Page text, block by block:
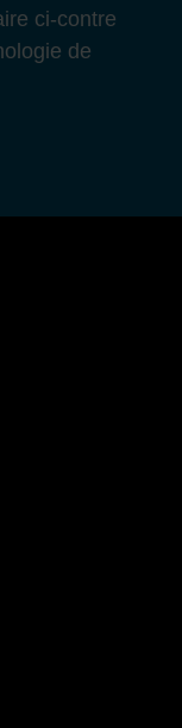
ci-contre
de